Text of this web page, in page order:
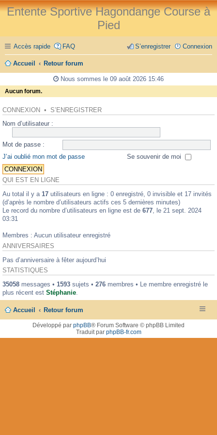
Entente Sportive Hagondange Course à
Pied
Accès rapide FAQ Connexion
S’enregistrer
Accueil Retour forum
Nous sommes le 09 août 2026 15:46
Aucun forum.
CONNEXION • S’ENREGISTRER
Nom d’utilisateur :
Mot de passe :
J’ai oublié mon mot de passe
Se souvenir de moi
QUI EST EN LIGNE
Au total il y a 17 utilisateurs en ligne : 0 enregistré, 0 invisible et 17 invités
(d’après le nombre d’utilisateurs actifs ces 5 dernières minutes)
Le record du nombre d’utilisateurs en ligne est de 677, le 21 sept. 2024
03:31
Membres : Aucun utilisateur enregistré
ANNIVERSAIRES
Pas d’anniversaire à fêter aujourd’hui
STATISTIQUES
35058 messages • 1593 sujets • 276 membres • Le membre enregistré le
plus récent est Stéphanie.
Accueil Retour forum
Développé par phpBB® Forum Software © phpBB Limited
Traduit par phpBB-fr.com